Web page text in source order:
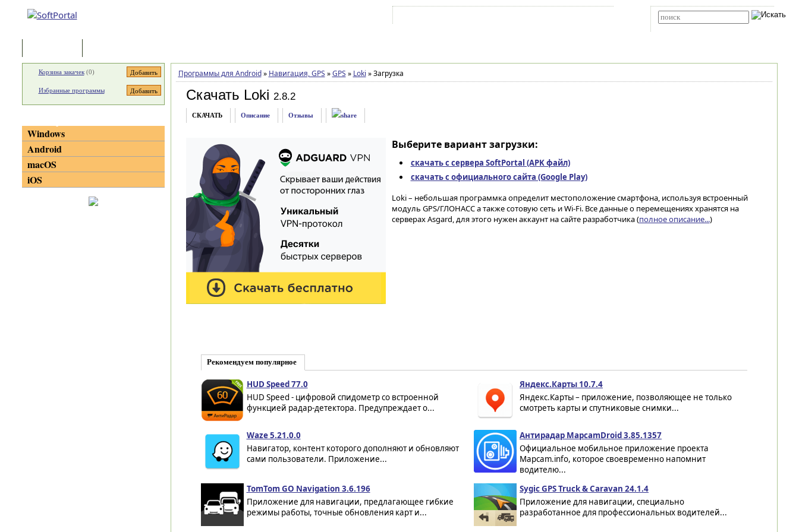
Программы для Android » Навигация, GPS » GPS » Loki »Загрузка
Скачать Loki 2.8.2
СКАЧАТЬ Описание Отзывы
Выберите вариант загрузки:
скачать с сервера SoftPortal (APK файл)
скачать с официального сайта (Google Play)
Loki – небольшая программка определит местоположение смартфона, используя встроенный
модуль GPS/ГЛОНАСС а также сотовую сеть и Wi-Fi. Все данные о перемещениях хранятся на
серверах Asgard, для этого нужен аккаунт на сайте разработчика (полное описание...)
Рекомендуем популярное
HUD Speed 77.0
HUD Speed - цифровой спидометр со встроенной
функцией радар-детектора. Предупреждает о...
Яндекс.Карты 10.7.4
Яндекс.Карты – приложение, позволяющее не только
смотреть карты и спутниковые снимки...
Waze 5.21.0.0
Навигатор, контент которого дополняют и обновляют
сами пользователи. Приложение...
Антирадар MapcamDroid 3.85.1357
Официальное мобильное приложение проекта
Mapcam.info, которое своевременно напомнит
водителю...
TomTom GO Navigation 3.6.196
Приложение для навигации, предлагающее гибкие
режимы работы, точные обновления карт и...
Sygic GPS Truck & Caravan 24.1.4
Приложение для навигации, специально
разработанное для профессиональных водителей...
Корзина закачек(0)
Избранные программы
Windows
Android
macOS
iOS